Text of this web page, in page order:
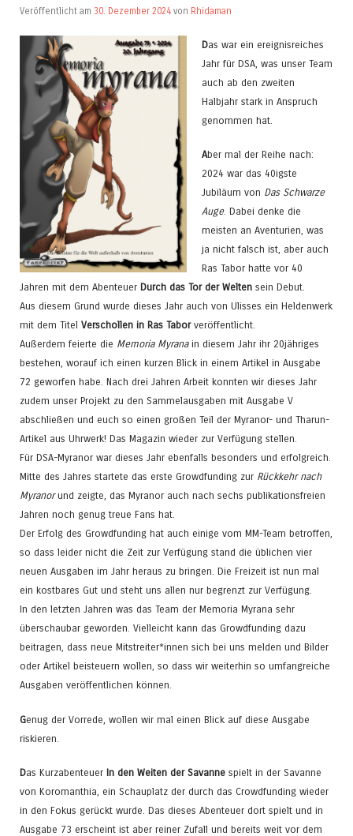
Veröffentlicht am 30. Dezember 2024 von Rhidaman
Das war ein ereignisreiches
Jahr für DSA, was unser Team
auch ab den zweiten
Halbjahr stark in Anspruch
genommen hat.
Aber mal der Reihe nach:
2024 war das 40igste
Jubiläum von Das Schwarze
Auge. Dabei denke die
meisten an Aventurien, was
ja nicht falsch ist, aber auch
Ras Tabor hatte vor 40
Jahren mit dem Abenteuer Durch das Tor der Welten sein Debut.
Aus diesem Grund wurde dieses Jahr auch von Ulisses ein Heldenwerk
mit dem Titel Verschollen in Ras Taborveröffentlicht.
Außerdem feierte die Memoria Myranain diesem Jahr ihr 20jähriges
bestehen, worauf ich einen kurzen Blick in einem Artikel in Ausgabe
72 geworfen habe. Nach drei Jahren Arbeit konnten wir dieses Jahr
zudem unser Projekt zu den Sammelausgaben mit Ausgabe V
abschließen und euch so einen großen Teil der Myranor- und Tharun-
Artikel aus Uhrwerk! Das Magazin wieder zur Verfügung stellen.
Für DSA-Myranor war dieses Jahr ebenfalls besonders und erfolgreich.
Mitte des Jahres startete das erste Growdfunding zur Rückkehr nach
Myranorund zeigte, das Myranor auch nach sechs publikationsfreien
Jahren noch genug treue Fans hat.
Der Erfolg des Growdfunding hat auch einige vom MM-Team betroffen,
so dass leider nicht die Zeit zur Verfügung stand die üblichen vier
neuen Ausgaben im Jahr heraus zu bringen. Die Freizeit ist nun mal
ein kostbares Gut und steht uns allen nur begrenzt zur Verfügung.
In den letzten Jahren was das Team der Memoria Myrana sehr
überschaubar geworden. Vielleicht kann das Growdfunding dazu
beitragen, dass neue Mitstreiter*innen sich bei uns melden und Bilder
oder Artikel beisteuern wollen, so dass wir weiterhin so umfangreiche
Ausgaben veröffentlichen können.
Genug der Vorrede, wollen wir mal einen Blick auf diese Ausgabe
riskieren.
Das Kurzabenteuer In den Weiten der Savanne spielt in der Savanne
von Koromanthia, ein Schauplatz der durch das Crowdfunding wieder
in den Fokus gerückt wurde. Das dieses Abenteuer dort spielt und in
Ausgabe 73 erscheint ist aber reiner Zufall und bereits weit vor dem